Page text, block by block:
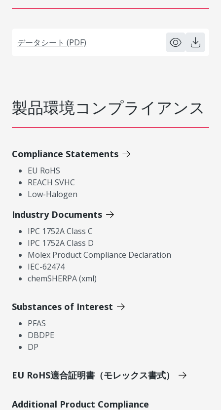
データシート (PDF)
製品環境コンプライアンス
Compliance Statements
EU RoHS
REACH SVHC
Low-Halogen
Industry Documents
IPC 1752A Class C
IPC 1752A Class D
Molex Product Compliance Declaration
IEC-62474
chemSHERPA (xml)
Substances of Interest
PFAS
DBDPE
DP
EU RoHS適合証明書（モレックス書式）
Additional Product Compliance